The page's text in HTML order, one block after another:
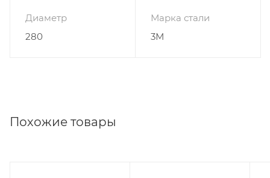
Диаметр
280
Марка стали
3М
Похожие товары